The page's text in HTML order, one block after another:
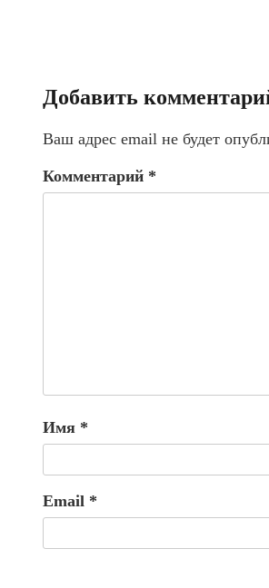
Добавить
Ваш адрес email не будет
Комментарий *
Имя *
Email *